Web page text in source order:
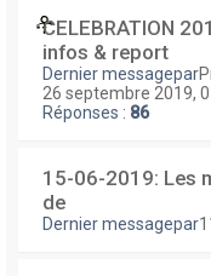
CELEBRATION
infos & report
Dernier messagepar
26 septembre 2019,
Réponses : 86
15-06-2019: Les
de
Dernier messagepar